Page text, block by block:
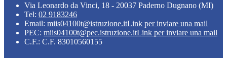
Via Leonardo da Vinci, 18 - 20037 Paderno Dugnano (MI)
Tel: 02 9183246
Email: miis04100t@istruzione.itLink per inviare una mail
PEC: miis04100t@pec.istruzione.itLink per inviare una mail
C.F.: C.F. 83010560155